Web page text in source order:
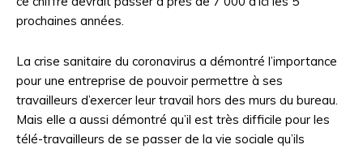
prochaines années.
La crise sanitaire du coronavirus a démontré l’importance
pour une entreprise de pouvoir permettre à ses
travailleurs d’exercer leur travail hors des murs du bureau.
Mais elle a aussi démontré qu’il est très difficile pour les
télé-travailleurs de se passer de la vie sociale qu’ils